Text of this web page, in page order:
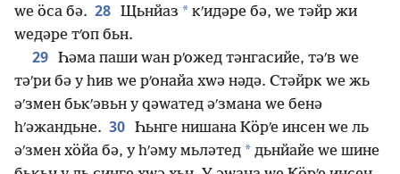
ԝе ӧса бә. 28 Щьнйаз * кʹидәре бә, ԝе тәйр жи
ԝедәре тʹоп бьн.
29 Һәма паши ԝан рʹожед тәнгасийе, тәʹв ԝе
тәʹри бә у һив ԝе рʹонайа хԝә нәдә. Стәйрк ԝе жь
әʹзмен бькʹәвьн у ԛәԝатед әʹзмана ԝе бенә
һʹәжандьне. 30 Һьнге нишана Кӧрʹе инсен ԝе ль
әʹзмен хӧйа бә, у һʹәму мьләтед * дьнйайе ԝе шине